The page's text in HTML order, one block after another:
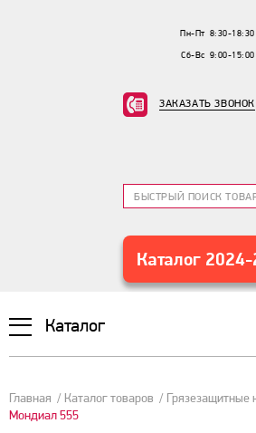
Пн-Пт 8:30-18:30
Сб-Вс 9:00-15:00
ЗАКАЗАТЬ ЗВОНОК
Каталог
Каталог
Главная Каталог товаров
Грязезащитные
Мондиал 555